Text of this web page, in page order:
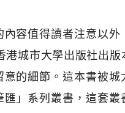
內容值得讀者注意以外
港城市大學出版社出版
意的細節。這本書被城
匯」系列叢書，這套叢